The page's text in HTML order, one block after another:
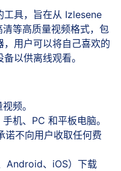
工具，旨在从 Izlesene
等高质量视频格式，包
用户可以将自己喜欢的
以供离线观看。
频。
机、PC 和平板电脑。
诺不向用户收取任何费
Android、iOS）下载